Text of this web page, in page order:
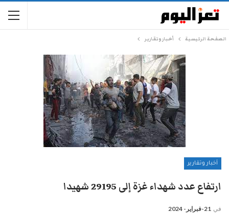
الصفحة الرئيسية أخبار وتقارير
أخبار وتقارير
ارتفاع عدد شهداء غزة إلى 29195 شهيدا
في 21-فبراير- 2024